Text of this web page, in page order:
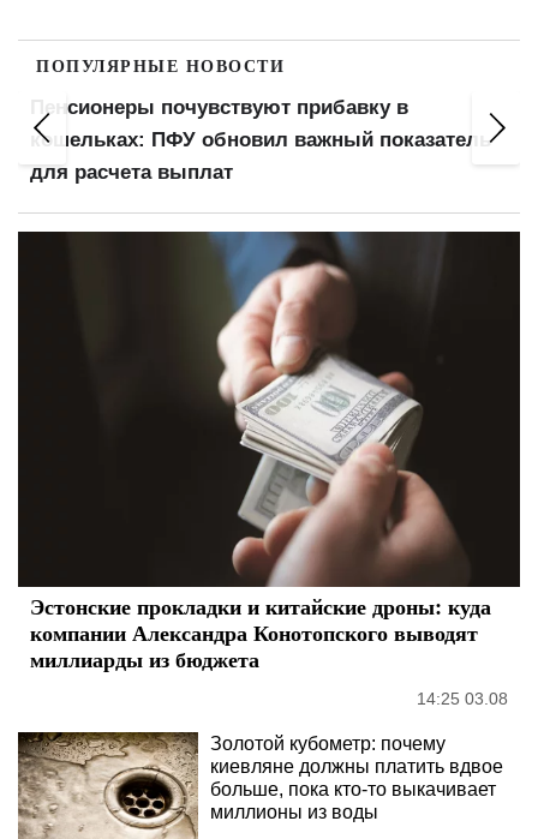
ПОПУЛЯРНЫЕ НОВОСТИ
Минимальную пенсию повысят до 6 000 грн:
Эстонские прокладки и китайские дроны: куда
компании Александра Конотопского выводят
миллиарды из бюджета
14:25 03.08
Золотой кубометр: почему
киевляне должны платить вдвое
больше, пока кто-то выкачивает
миллионы из воды